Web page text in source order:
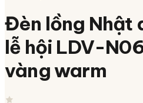
Đèn lồng Nhật
lễ hội LDV-
vàng warm